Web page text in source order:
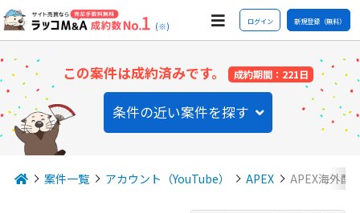
(※) ログイン 新規登録（無料）
この案件は成約済みです。 成約期間：221日
条件の近い案件を探す
案件一覧 アカウント（YouTube） APEX APEX海外配